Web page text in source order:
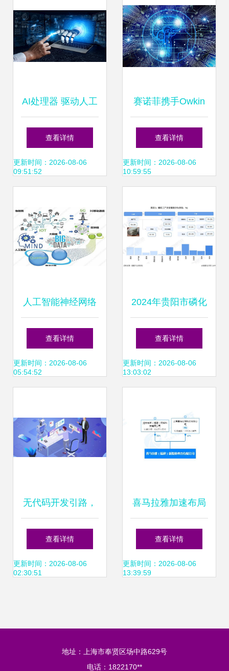
人工智能重塑软件
开发新标准
AI处理器 驱动人工
智能应用软件发展
的核心引擎
查看详情
更新时间：2026-08-06
09:51:52
赛诺菲携手Owkin
启动2.7亿美元癌症
AI研发计划，深耕
查看详情
更新时间：2026-08-06
10:59:55
人工智能神经网络
基础设施的核心与
人工智能应用软件
查看详情
更新时间：2026-08-06
05:54:52
2024年贵阳市磷化
工产业链全景图谱
政策、现状、布局
查看详情
更新时间：2026-08-06
13:03:02
无代码开发引路，
重塑企业数字生产
力——人工智能应
查看详情
更新时间：2026-08-06
02:30:51
喜马拉雅加速布局
AI教育 在闽成立新
公司，注册资本
查看详情
更新时间：2026-08-06
13:39:59
地址：上海市奉贤区场中路629号
电话：1822170**